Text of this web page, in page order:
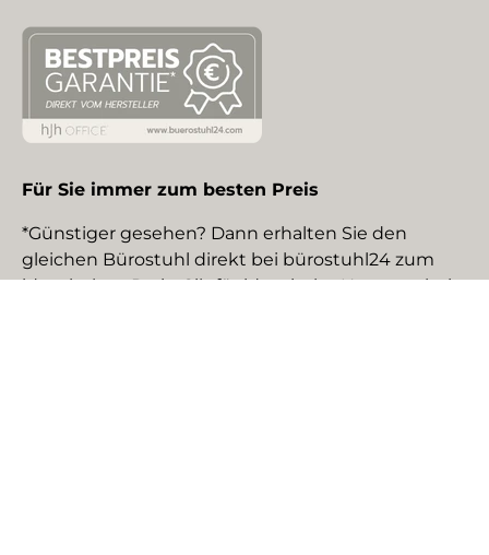
Für Sie immer zum besten Preis
*Günstiger gesehen? Dann erhalten Sie den
gleichen Bürostuhl direkt bei bürostuhl24 zum
identischen Preis. Gilt für identische Neuware bei